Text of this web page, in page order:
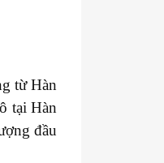
từ Hàn
tại Hàn
đầu